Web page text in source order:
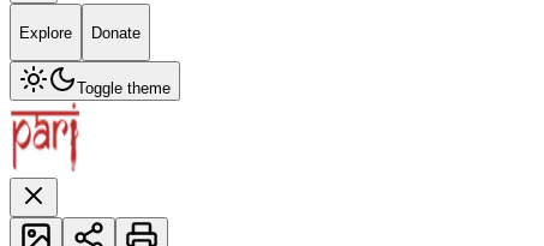
Explore Donate
Toggle theme